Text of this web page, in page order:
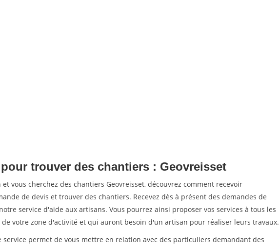
trouver des chantiers : Geovreisset
vous cherchez des chantiers Geovreisset, découvrez comment recevoir
de devis et trouver des chantiers. Recevez dès à présent des demandes de
service d'aide aux artisans. Vous pourrez ainsi proposer vos services à tous les
votre zone d'activité et qui auront besoin d'un artisan pour réaliser leurs travaux.
permet de vous mettre en relation avec des particuliers demandant des